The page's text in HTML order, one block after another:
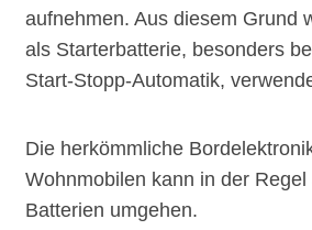
aufnehmen. Aus diesem Grund
als Starterbatterie, besonders
Start-Stopp-Automatik,
Die herkömmliche
Wohnmobilen kann in der
Batterien umgehen.